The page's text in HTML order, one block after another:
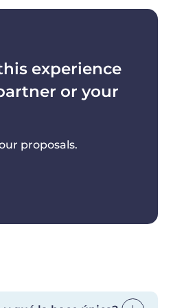
experience
or your
proposals.